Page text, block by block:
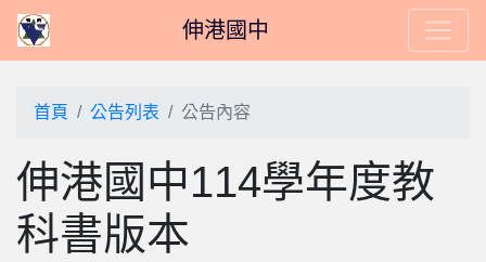
伸港國中
首頁 公告列表 公告內容
伸港國中114學年度教
科書版本